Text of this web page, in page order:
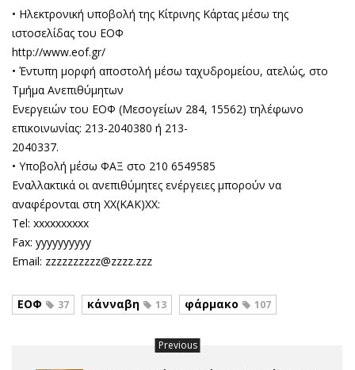
• Ηλεκτρονική υποβολή της Κίτρινης Κάρτας μέσω της
ιστοσελίδας του ΕΟΦ
http://www.eof.gr/
• Έντυπη μορφή αποστολή μέσω ταχυδρομείου, ατελώς, στο
Τμήμα Ανεπιθύμητων
Ενεργειών του ΕΟΦ (Μεσογείων 284, 15562) τηλέφωνο
επικοινωνίας: 213-2040380 ή 213-
2040337.
• Υποβολή μέσω ΦΑΞ στο 210 6549585
Εναλλακτικά οι ανεπιθύμητες ενέργειες μπορούν να
αναφέρονται στη XX(ΚΑΚ)XX:
Tel: xxxxxxxxxx
Fax: yyyyyyyyyy
Email: zzzzzzzzzz@zzzz.zzz
ΕΟΦ 37 κάνναβη 13 φάρμακο 107
Previous